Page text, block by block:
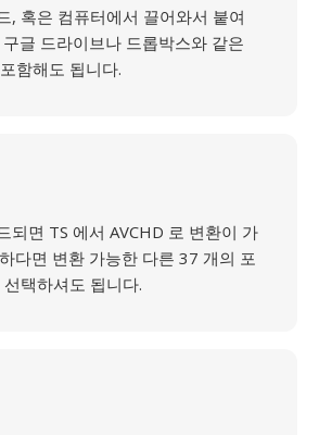
, 혹은 컴퓨터에서 끌어와서 붙여
글 드라이브나 드롭박스와 같은
함해도 됩니다.
되면 TS 에서 AVCHD 로 변환이 가
다면 변환 가능한 다른 37 개의 포
택하셔도 됩니다.